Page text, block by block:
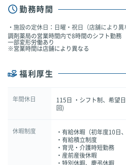
勤務時間
施設の定休日：日曜・祝日（店舗により異
調剤薬局の営業時間内で8時間のシフト勤務
一部変形労働あり
※営業時間は店舗により異なる
福利厚生
年間休日
115日 ・シフト制、希望
回)
休暇制度
・有給休暇（初年度10日
・有給積立制度
・育児・介護時短勤務
・産前産後休暇
・特別休暇、慶弔休暇